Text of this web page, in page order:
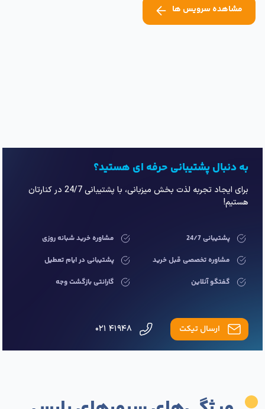
مشاهده سرویس ها
به دنبال پشتیبانی حرفه ای هستید؟
برای ایجاد تجربه لذت بخش میزبانی، با پشتیبانی 24/7 در کنارتان
هستیم!
پشتیبانی 24/7
مشاوره خرید شبانه روزی
مشاوره تخصصی قبل خرید
پشتیبانی در ایام تعطیل
گفتگو آنلاین
گارانتی بازگشت وجه
ارسال تیکت